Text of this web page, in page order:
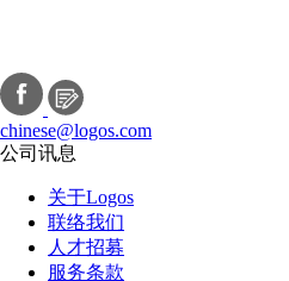
chinese@logos.com
公司讯息
关于Logos
联络我们
人才招募
服务条款